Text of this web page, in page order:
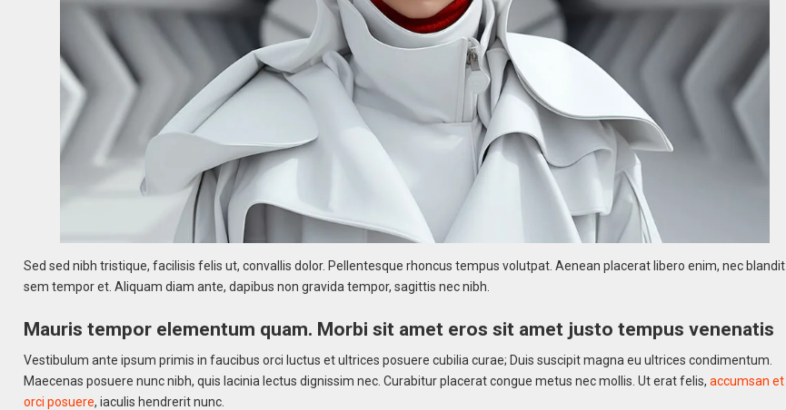
Sed sed nibh tristique, facilisis felis ut, convallis dolor. Pellentesque rhoncus tempus volutpat. Aenean placerat libero enim, nec blandit
sem tempor et. Aliquam diam ante, dapibus non gravida tempor, sagittis nec nibh.
Mauris tempor elementum quam. Morbi sit amet eros sit amet justo tempus venenatis
Vestibulum ante ipsum primis in faucibus orci luctus et ultrices posuere cubilia curae; Duis suscipit magna eu ultrices condimentum.
Maecenas posuere nunc nibh, quis lacinia lectus dignissim nec. Curabitur placerat congue metus nec mollis. Ut erat felis,accumsan et
orci posuere, iaculis hendrerit nunc.